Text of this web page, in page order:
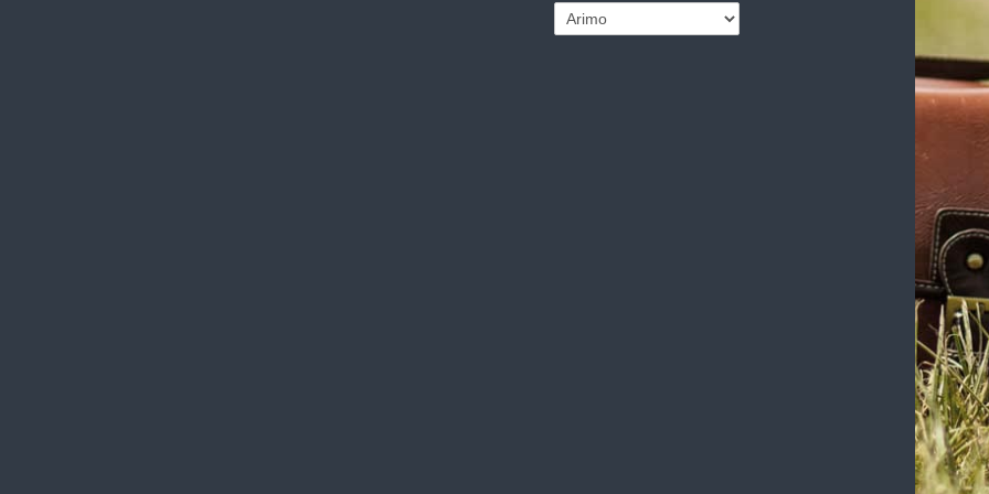
1 agosto
domenica 2 agosto
8 agosto
domenica 9 agosto
15 agosto
domenica 16 agosto
22 agosto
domenica 23 agosto
29 agosto
domenica 30 agosto